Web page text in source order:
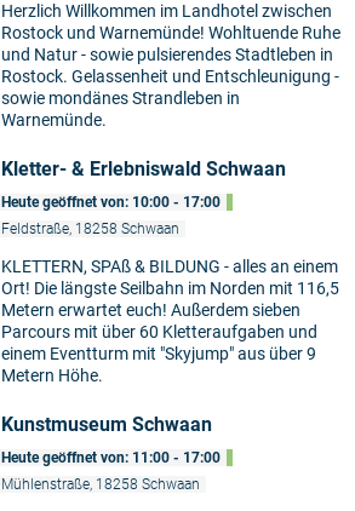
Herzlich Willkommen im Landhotel zwischen
Rostock und Warnemünde! Wohltuende Ruhe
und Natur - sowie pulsierendes Stadtleben in
Rostock. Gelassenheit und Entschleunigung -
sowie mondänes Strandleben in
Warnemünde.
Kletter- & Erlebniswald Schwaan
Heute geöffnet von: 10:00 - 17:00
Feldstraße, 18258 Schwaan
KLETTERN, SPAß & BILDUNG - alles an einem
Ort! Die längste Seilbahn im Norden mit 116,5
Metern erwartet euch! Außerdem sieben
Parcours mit über 60 Kletteraufgaben und
einem Eventturm mit "Skyjump" aus über 9
Metern Höhe.
Kunstmuseum Schwaan
Heute geöffnet von: 11:00 - 17:00
Mühlenstraße, 18258 Schwaan